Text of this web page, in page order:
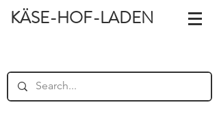
KÄSE-HOF-LADEN